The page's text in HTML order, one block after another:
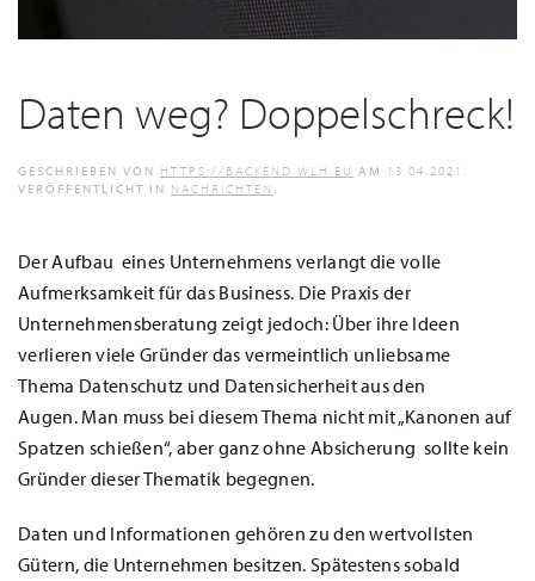
Daten weg? Doppelschreck!
GESCHRIEBEN VON HTTPS://BACKEND.WLH.EU AM 13.04.2021 .
VERÖFFENTLICHT IN NACHRICHTEN .
Der Aufbau eines Unternehmens verlangt die volle
Aufmerksamkeit für das Business. Die Praxis der
Unternehmensberatung zeigt jedoch: Über ihre Ideen
verlieren viele Gründer das vermeintlich unliebsame
Thema Datenschutz und Datensicherheit aus den
Augen. Man muss bei diesem Thema nicht mit „Kanonen auf
Spatzen schießen“, aber ganz ohne Absicherung sollte kein
Gründer dieser Thematik begegnen.
Daten und Informationen gehören zu den wertvollsten
Gütern, die Unternehmen besitzen. Spätestens sobald